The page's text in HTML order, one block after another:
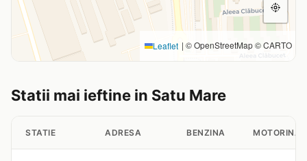
Leaflet | © OpenStreetMap © CARTO
Statii mai ieftine in Satu Mare
STATIE ADRESA BENZINA MOTORINA